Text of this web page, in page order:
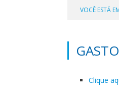
VOCÊ ESTÁ
Clique